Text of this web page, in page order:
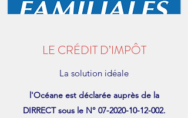
LE CRÉDIT D’IMPÔT
La solution idéale
l'Océane est déclarée auprès de la
DIRRECT sous le N° 07-2020-10-12-002.